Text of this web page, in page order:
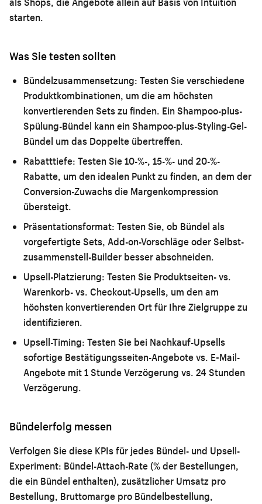
starten.
Was Sie testen sollten
Bündelzusammensetzung: Testen Sie verschiedene
Produktkombinationen, um die am höchsten
konvertierenden Sets zu finden. Ein Shampoo-plus-
Spülung-Bündel kann ein Shampoo-plus-Styling-Gel-
Bündel um das Doppelte übertreffen.
Rabatttiefe: Testen Sie 10-%-, 15-%- und 20-%-
Rabatte, um den idealen Punkt zu finden, an dem der
Conversion-Zuwachs die Margenkompression
übersteigt.
Präsentationsformat: Testen Sie, ob Bündel als
vorgefertigte Sets, Add-on-Vorschläge oder Selbst-
zusammenstell-Builder besser abschneiden.
Upsell-Platzierung: Testen Sie Produktseiten- vs.
Warenkorb- vs. Checkout-Upsells, um den am
höchsten konvertierenden Ort für Ihre Zielgruppe zu
identifizieren.
Upsell-Timing: Testen Sie bei Nachkauf-Upsells
sofortige Bestätigungsseiten-Angebote vs. E-Mail-
Angebote mit 1 Stunde Verzögerung vs. 24 Stunden
Verzögerung.
Bündelerfolg messen
Verfolgen Sie diese KPIs für jedes Bündel- und Upsell-
Experiment: Bündel-Attach-Rate (% der Bestellungen,
die ein Bündel enthalten), zusätzlicher Umsatz pro
Bestellung, Bruttomarge pro Bündelbestellung,